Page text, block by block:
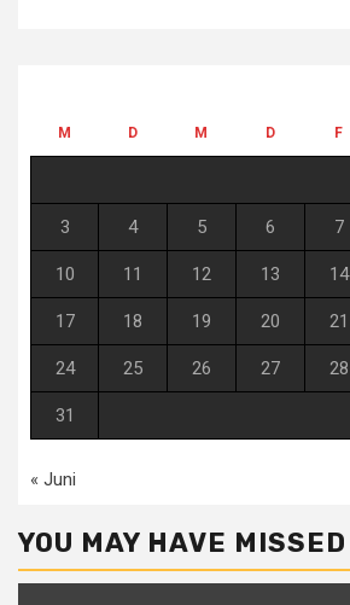
M D M D F
3 4 5 6 7
10 11 12 13 14
17 18 19 20 21
24 25 26 27 28
31
« Juni
YOU MAY HAVE MISSED